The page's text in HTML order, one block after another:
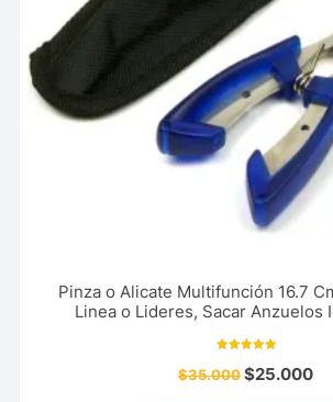
Pinza o Alicate Multifunción 16.7
Linea o Lideres, Sacar Anzuelos
10.00
de 5
$35.000$25.000